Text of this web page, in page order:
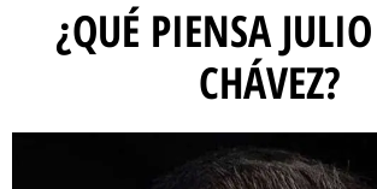
¿QUÉ PIENSA
CHÁVEZ?